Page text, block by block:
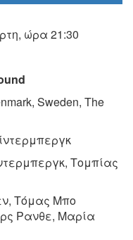
ώρα 21:30
Sweden, The
Τομπίας
Τόμας Μπο
Ρανθε, Μαρία